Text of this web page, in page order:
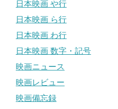
日本映画 や行
日本映画 ら行
日本映画 わ行
日本映画 数字・記号
映画ニュース
映画レビュー
映画備忘録